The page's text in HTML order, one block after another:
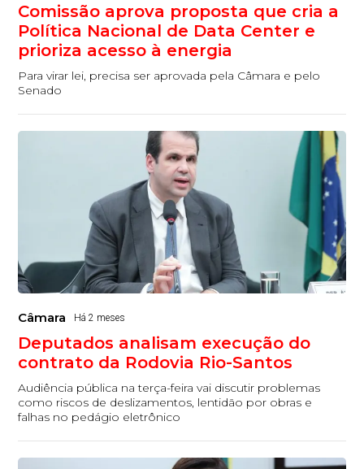
Comissão aprova proposta que cria a
Política Nacional de Data Center e
prioriza acesso à energia
Para virar lei, precisa ser aprovada pela Câmara e pelo
Senado
Câmara Há 2 meses
Deputados analisam execução do
contrato da Rodovia Rio-Santos
Audiência pública na terça-feira vai discutir problemas
como riscos de deslizamentos, lentidão por obras e
falhas no pedágio eletrônico